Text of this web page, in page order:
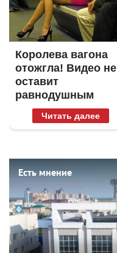
Королева вагона
отожгла! Видео не
оставит
равнодушным
Читать далее
Есть мнение